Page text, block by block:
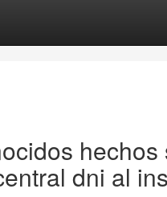
hechos
dni al